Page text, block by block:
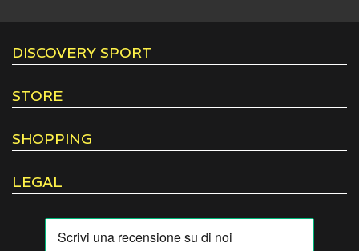
DISCOVERY SPORT
STORE
SHOPPING
LEGAL